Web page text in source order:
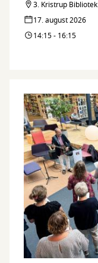
3. Kristrup Bibliotek
17. august 2026
14:15 - 16:15